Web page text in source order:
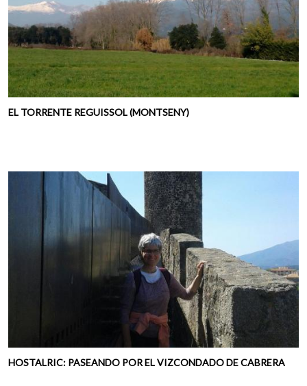
EL TORRENTE REGUISSOL (MONTSENY)
HOSTALRIC: PASEANDO POR EL VIZCONDADO DE CABRERA